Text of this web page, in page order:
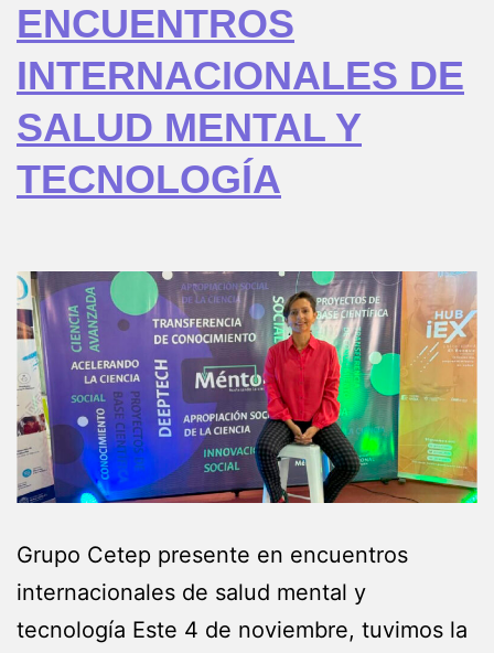
ENCUENTROS
INTERNACIONALES DE
SALUD MENTAL Y
TECNOLOGÍA
Grupo Cetep presente en encuentros
internacionales de salud mental y
tecnología Este 4 de noviembre, tuvimos la